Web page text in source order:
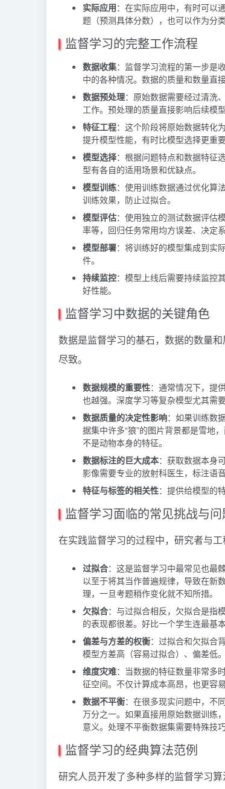
实际应用：在实际应用中，有时可以
题（预测具体分数），也可以作为分
监督学习的完整工作流程
数据收集：监督学习流程的第一步是
中的各种情况。数据的质量和数量直
数据预处理：原始数据需要经过清洗
工作。预处理的质量直接影响后续模
特征工程：这个阶段将原始数据转化
提升模型性能，有时比模型选择更重要
模型选择：根据问题特点和数据特征
型有各自的适用场景和优缺点。
模型训练：使用训练数据通过优化算
训练效果，防止过拟合。
模型评估：使用独立的测试数据评估
率等，回归任务常用均方误差、决定系
模型部署：将训练好的模型集成到实
件。
持续监控：模型上线后需要持续监控
好性能。
监督学习中数据的关键角色
数据是监督学习的基石，数据的数量
尽致。
数据规模的重要性：通常情况下，提
也越强。深度学习等复杂模型尤其需
数据质量的决定性影响：如果训练数
据集中许多“狼”的图片背景都是雪地
不是动物本身的特征。
数据标注的巨大成本：获取数据本身
影像需要专业的放射科医生，标注语
特征与标签的相关性：提供给模型的
监督学习面临的常见挑战与问
在实践监督学习的过程中，研究者与
过拟合：这是监督学习中最常见也最
以至于将其当作普遍规律，导致在新
理，一旦考题稍作变化就不知所措。
欠拟合：与过拟合相反，欠拟合是指
的表现都很差。好比一个学生连最基
偏差与方差的权衡：过拟合和欠拟合
模型方差高（容易过拟合）、偏差低
维度灾难：当数据的特征数量非常多
征空间。不仅计算成本高昂，也更容
数据不平衡：在很多现实问题中，不
万分之一。如果直接用原始数据训练
意义。处理不平衡数据集需要特殊技巧
监督学习的经典算法范例
研究人员开发了多种多样的监督学习